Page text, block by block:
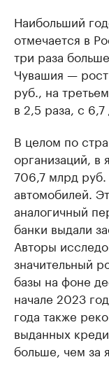
Наибольший
отмечается в
три раза
Чувашия —
руб., на
в 2,5 раза, с
В целом по
организаций,
706,7 млрд руб.
автомобилей.
аналогичный
банки выдали
Авторы
значительный
базы на фоне
начале 2023
года также
выданных
больше, чем за